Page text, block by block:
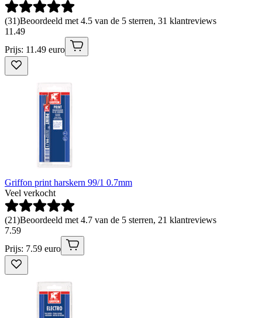
(31)Beoordeeld met 4.5 van de 5 sterren, 31 klantreviews
11 .49
Prijs: 11.49 euro
Griffon print harskern 99/1 0.7mm
Veel verkocht
(21)Beoordeeld met 4.7 van de 5 sterren, 21 klantreviews
7.59
Prijs: 7.59 euro